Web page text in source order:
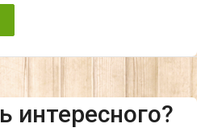
интересного?